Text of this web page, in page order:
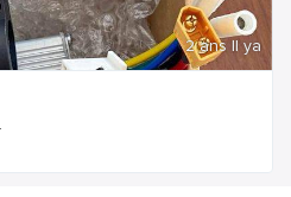
2 ans Il ya